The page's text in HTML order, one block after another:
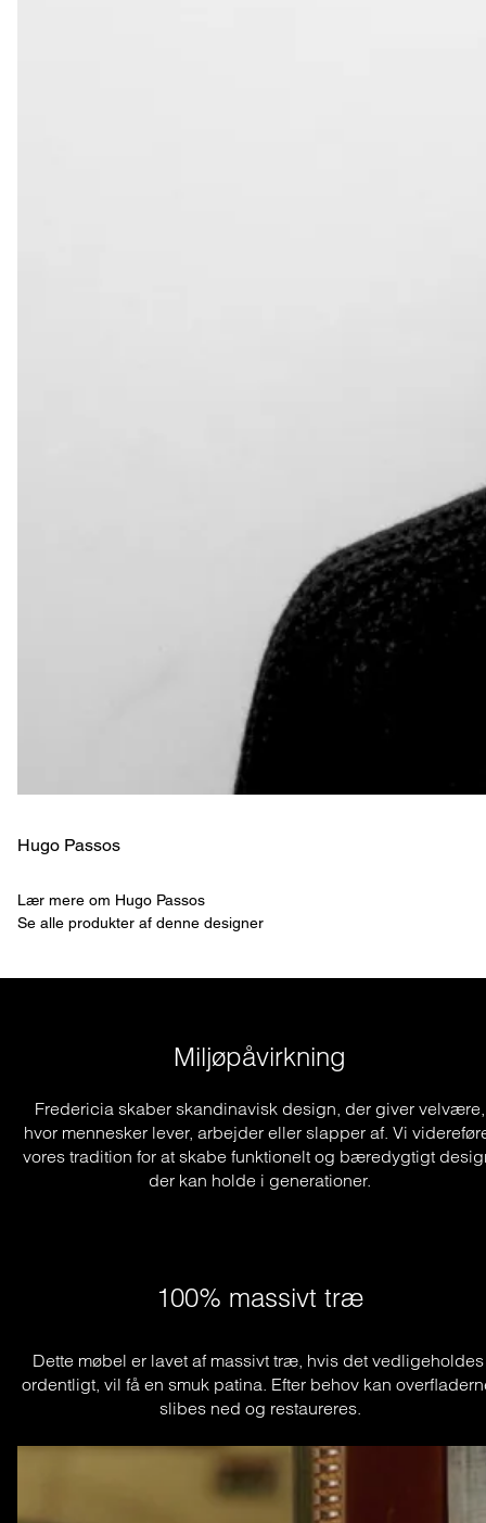
Hugo Passos
Lær mere om Hugo Passos
Se alle produkter af denne designer
Miljøpåvirkning
Fredericia skaber skandinavisk design, der giver velvære,
hvor mennesker lever, arbejder eller slapper af. Vi
vores tradition for at skabe funktionelt og bæredygtigt
der kan holde i generationer.
100% massivt træ
Dette møbel er lavet af massivt træ, hvis det vedligeholdes
ordentligt, vil få en smuk patina. Efter behov kan
slibes ned og restaureres.